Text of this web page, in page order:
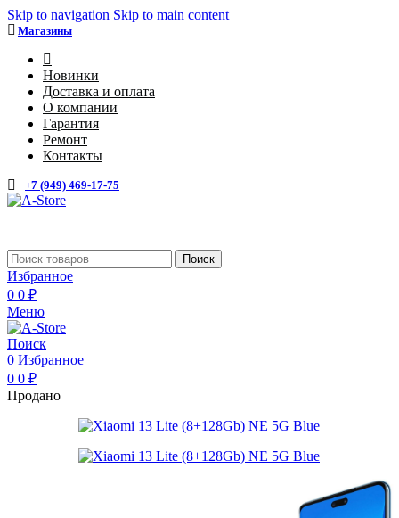
Skip to navigation Skip to main content
Магазины
Новинки
Доставка и оплата
О компании
Гарантия
Ремонт
Контакты
+7 (949) 469-17-75
Поиск
Избранное
0 0 ₽
Меню
Поиск
0 Избранное
0 0 ₽
Продано